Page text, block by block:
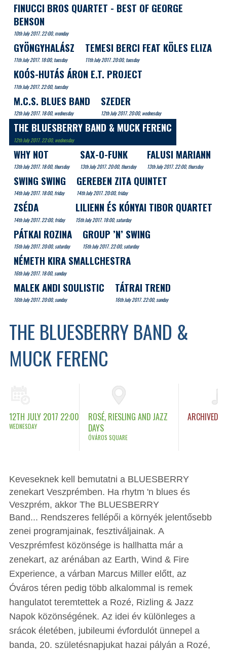
THE BLUESBERRY BAND &
MUCK FERENC
12TH JULY 2017 22:00
WEDNESDAY
ROSÉ, RIESLING AND JAZZ
DAYS
ÓVÁROS SQUARE
ARCHIVED
Keveseknek kell bemutatni a BLUESBERRY
zenekart Veszprémben. Ha rhytm 'n blues és
Veszprém, akkor The BLUESBERRY
Band... Rendszeres fellépői a környék jelentősebb
zenei programjainak, fesztiváljainak. A
Veszprémfest közönsége is hallhatta már a
zenekart, az arénában az Earth, Wind & Fire
Experience, a várban Marcus Miller előtt, az
Óváros téren pedig több alkalommal is remek
hangulatot teremtettek a Rozé, Rizling & Jazz
Napok közönségének. Az idei év különleges a
srácok életében, jubileumi évfordulót ünnepel a
banda, 20. születésnapjukat hazai pályán a Rozé,
FINUCCI BROS QUARTET - BEST OF GEORGE
BENSON
10th July 2017. 22:00, monday
GYÖNGYHALÁSZ
11th July 2017. 18:00, tuesday
TEMESI BERCI FEAT KÖLES ELIZA
11th July 2017. 20:00, tuesday
KOÓS-HUTÁS ÁRON E.T. PROJECT
11th July 2017. 22:00, tuesday
M.C.S. BLUES BAND
12th July 2017. 18:00, wednesday
SZEDER
12th July 2017. 20:00, wednesday
THE BLUESBERRY BAND & MUCK FERENC
12th July 2017. 22:00, wednesday
WHY NOT
13th July 2017. 18:00, thursday
SAX-O-FUNK
13th July 2017. 20:00, thursday
FALUSI MARIANN
13th July 2017. 22:00, thursday
SWING SWING
14th July 2017. 18:00, friday
GEREBEN ZITA QUINTET
14th July 2017. 20:00, friday
ZSÉDA
14th July 2017. 22:00, friday
LILIENN ÉS KÓNYAI TIBOR QUARTET
15th July 2017. 18:00, saturday
PÁTKAI ROZINA
15th July 2017. 20:00, saturday
GROUP ’N’ SWING
15th July 2017. 22:00, saturday
NÉMETH KIRA SMALLCHESTRA
16th July 2017. 18:00, sunday
MALEK ANDI SOULISTIC
16th July 2017. 20:00, sunday
TÁTRAI TREND
16th July 2017. 22:00, sunday